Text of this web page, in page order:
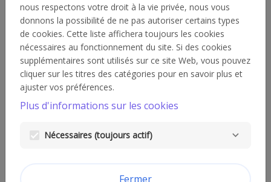
Votre projet s’inscrit dans un de nos trois
domaines d’action :
1)inclusion sociale
2)écologie/durabilité
3)éducation qui favorise l’égalité des chances.
En tant que soumissionnaire du projet, vous
êtesmajeur.Vous êtespersonnellement
notre interlocuteur privilégié pour répondre à
nous respectons votre droit à la vie privée, nous vous
donnons la possibilité de ne pas autoriser certains types
de cookies. Cette liste affichera toujours les cookies
nécessaires au fonctionnement du site. Si des cookies
supplémentaires sont utilisés sur ce site Web, vous pouvez
cliquer sur les titres des catégories pour en savoir plus et
ajuster vos préférences.
Plus d'informations sur les cookies
Nécessaires (toujours actif)
Fermer